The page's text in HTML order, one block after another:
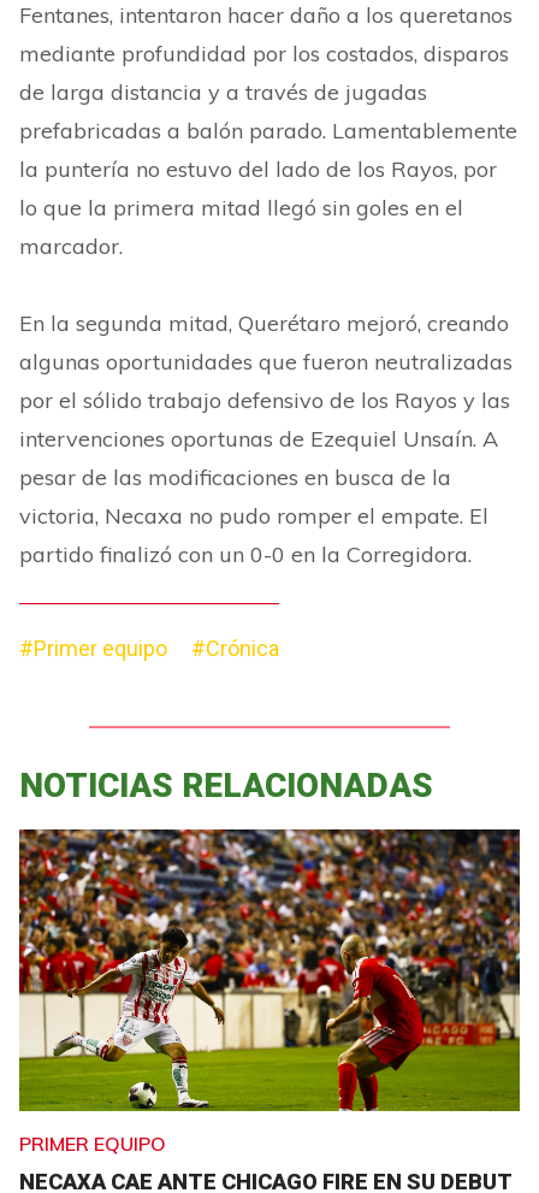
Fentanes, intentaron hacer daño a los queretanos
mediante profundidad por los costados, disparos
de larga distancia y a través de jugadas
prefabricadas a balón parado. Lamentablemente
la puntería no estuvo del lado de los Rayos, por
lo que la primera mitad llegó sin goles en el
marcador.
En la segunda mitad, Querétaro mejoró, creando
algunas oportunidades que fueron neutralizadas
por el sólido trabajo defensivo de los Rayos y las
intervenciones oportunas de Ezequiel Unsaín. A
pesar de las modificaciones en busca de la
victoria, Necaxa no pudo romper el empate. El
partido finalizó con un 0-0 en la Corregidora.
#Primer equipo #Crónica
NOTICIAS RELACIONADAS
PRIMER EQUIPO
NECAXA CAE ANTE CHICAGO FIRE EN SU DEBUT